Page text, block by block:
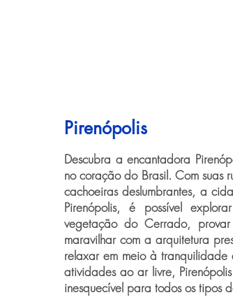
Pirenópolis
Descubra a encantadora
no coração do Brasil. Com suas
cachoeiras deslumbrantes, a
Pirenópolis, é possível
vegetação do Cerrado,
maravilhar com a arquitetura
relaxar em meio à tranquilidade
atividades ao ar livre,
inesquecível para todos os tipos